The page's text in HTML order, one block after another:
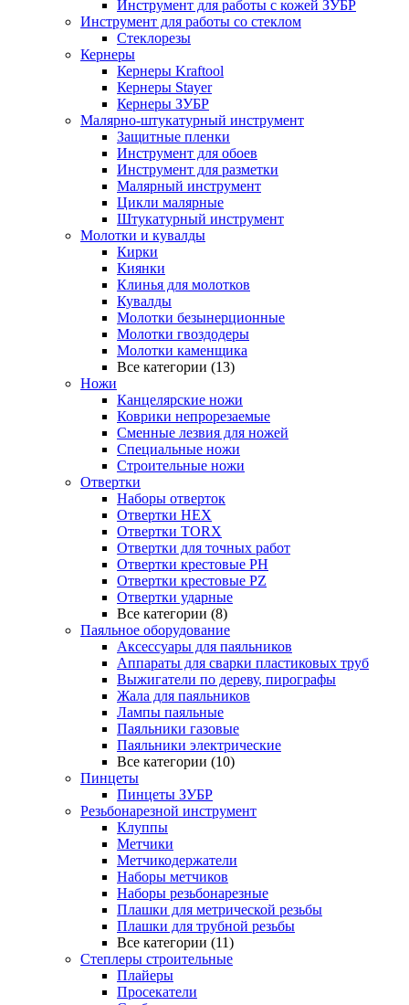
Инструмент для работы с кожей ЗУБР
Инструмент для работы со стеклом
Стеклорезы
Кернеры
Кернеры Kraftool
Кернеры Stayer
Кернеры ЗУБР
Малярно-штукатурный инструмент
Защитные пленки
Инструмент для обоев
Инструмент для разметки
Малярный инструмент
Цикли малярные
Штукатурный инструмент
Молотки и кувалды
Кирки
Киянки
Клинья для молотков
Кувалды
Молотки безынерционные
Молотки гвоздодеры
Молотки каменщика
Все категории (13)
Ножи
Канцелярские ножи
Коврики непрорезаемые
Сменные лезвия для ножей
Специальные ножи
Строительные ножи
Отвертки
Наборы отверток
Отвертки HEX
Отвертки TORX
Отвертки для точных работ
Отвертки крестовые PH
Отвертки крестовые PZ
Отвертки ударные
Все категории (8)
Паяльное оборудование
Аксессуары для паяльников
Аппараты для сварки пластиковых труб
Выжигатели по дереву, пирографы
Жала для паяльников
Лампы паяльные
Паяльники газовые
Паяльники электрические
Все категории (10)
Пинцеты
Пинцеты ЗУБР
Резьбонарезной инструмент
Клуппы
Метчики
Метчикодержатели
Наборы метчиков
Наборы резьбонарезные
Плашки для метрической резьбы
Плашки для трубной резьбы
Все категории (11)
Степлеры строительные
Плайеры
Просекатели